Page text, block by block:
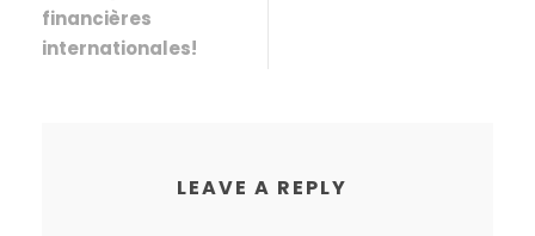
financières
internationales!
LEAVE A REPLY